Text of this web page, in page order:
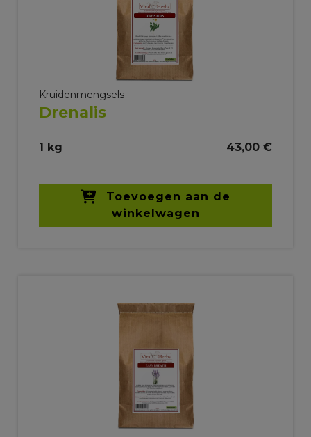
Kruidenmengsels
Drenalis
1 kg 43,00 €
Toevoegen aan de
winkelwagen